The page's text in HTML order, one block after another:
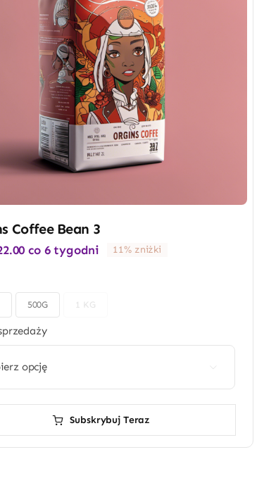
Coffee Bean 3
co 6 tygodni 11% zniżki
500G 1 KG
Subskrybuj Teraz